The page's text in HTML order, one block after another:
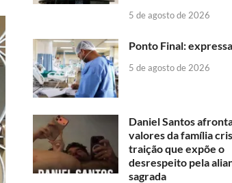
5 de agosto de 2026
Ponto Final:
5 de agosto de 2026
Daniel Santos
valores da família
traição que expõe o
desrespeito pela
sagrada